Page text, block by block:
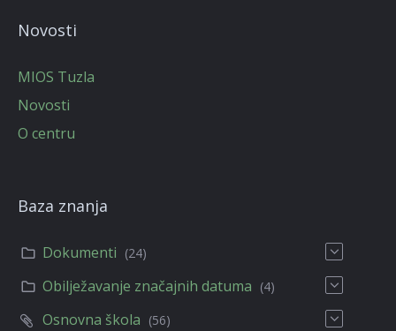
Novosti
MIOS Tuzla
Novosti
O centru
Baza znanja
Dokumenti (24)
Obilježavanje značajnih datuma (4)
Osnovna škola (56)